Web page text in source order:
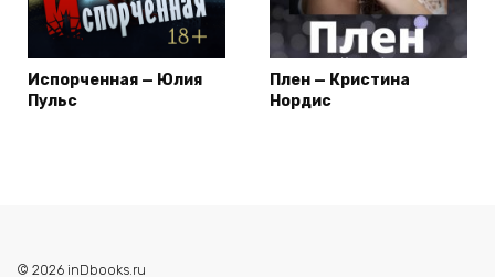
Испорченная — Юлия
Пульс
Плен — Кристина
Нордис
© 2026 inDbooks.ru